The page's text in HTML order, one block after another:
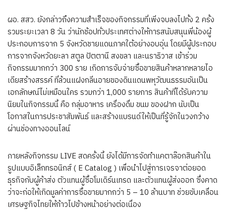
ผอ. สสว. ยังกล่าวถึงความสำเร็จของกิจกรรมที่เพิ่งจบลงไปทั้ง 2 ครั้ง
รวมระยะเวลา 8 วัน ว่านักช้อปทั่วประเทศต่างให้การสนับสนุนพี่น้องผู้
ประกอบการจาก 5 จังหวัดชายแดนภาคใต้อย่างอบอุ่น โดยมีผู้ประกอบ
การจากจังหวัดยะลา สตูล ปัตตานี สงขลา และนราธิวาส เข้าร่วม
กิจกรรมมากกว่า 300 ราย เกิดการจับจ่ายซื้อขายสินค้าหลากหลายไอ
เดียสร้างสรรค์ ที่ล้วนแฝงกลิ่นอายของดินแดนพหุวัฒนธรรมอันเป็น
เอกลักษณ์ไม่เหมือนใคร รวมกว่า 1,000 รายการ สินค้าที่ได้รับความ
นิยมในกิจกรรมนี้ คือ กลุ่มอาหาร เครื่องดื่ม ขนม ของฝาก นับเป็น
โอกาสในการประชาสัมพันธ์ และสร้างแบรนด์ให้เป็นที่รู้จักในวงกว้าง
ผ่านช่องทางออนไลน์
ภายหลังกิจกรรม LIVE สดครั้งนี้ ยังได้มีการจัดทำแคตาล๊อกสินค้าใน
รูปแบบอิเล็กทรอนิกส์ ( E Catalog ) เพื่อนำไปสู่การเจรจาต่อยอด
ธุรกิจกับผู้ค้าส่ง ตัวแทนผู้ซื้อโมเดิร์นเทรด และตัวแทนผู้ส่งออก ซึ่งคาด
ว่าจะก่อให้เกิดมูลค่าการซื้อขายมากกว่า 5 – 10 ล้านบาท ช่วยขับเคลื่อน
เศรษฐกิจไทยให้ก้าวไปข้างหน้าอย่างต่อเนื่อง